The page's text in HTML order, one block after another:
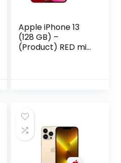
Apple iPhone 13
(128 GB) –
(Product) RED mit